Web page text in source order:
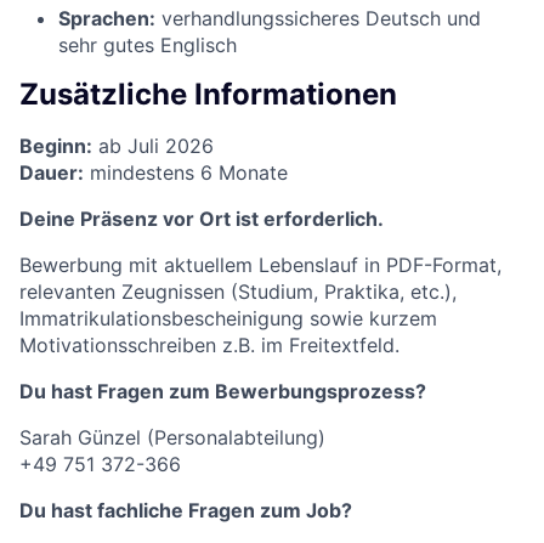
Sprachen: verhandlungssicheres Deutsch und
sehr gutes Englisch
Zusätzliche Informationen
Beginn: ab Juli 2026
Dauer: mindestens 6 Monate
Deine Präsenz vor Ort ist erforderlich.
Bewerbung mit aktuellem Lebenslauf in PDF-Format,
relevanten Zeugnissen (Studium, Praktika, etc.),
Immatrikulationsbescheinigung sowie kurzem
Motivationsschreiben z.B. im Freitextfeld.
Du hast Fragen zum Bewerbungsprozess?
Sarah Günzel (Personalabteilung)
+49 751 372-366
Du hast fachliche Fragen zum Job?